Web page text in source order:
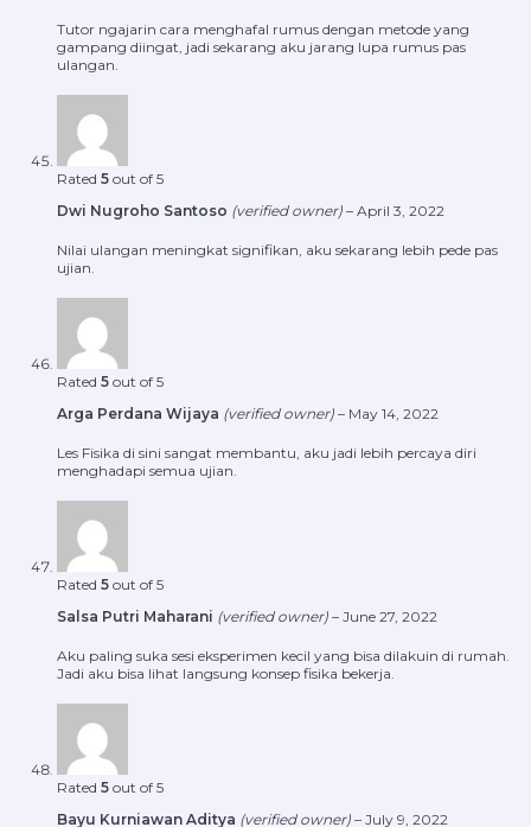
Tutor ngajarin cara menghafal rumus dengan metode yang
gampang diingat, jadi sekarang aku jarang lupa rumus pas
ulangan.
Rated 5 out of 5
Dwi Nugroho Santoso (verified owner) – April 3, 2022
Nilai ulangan meningkat signifikan, aku sekarang lebih pede pas
ujian.
Rated 5 out of 5
Arga Perdana Wijaya (verified owner) – May 14, 2022
Les Fisika di sini sangat membantu, aku jadi lebih percaya diri
menghadapi semua ujian.
Rated 5 out of 5
Salsa Putri Maharani (verified owner) – June 27, 2022
Aku paling suka sesi eksperimen kecil yang bisa dilakuin di rumah.
Jadi aku bisa lihat langsung konsep fisika bekerja.
Rated 5 out of 5
Bayu Kurniawan Aditya (verified owner) – July 9, 2022